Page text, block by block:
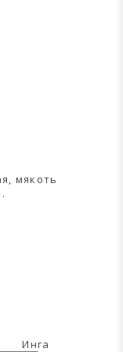
мякоть
Инга